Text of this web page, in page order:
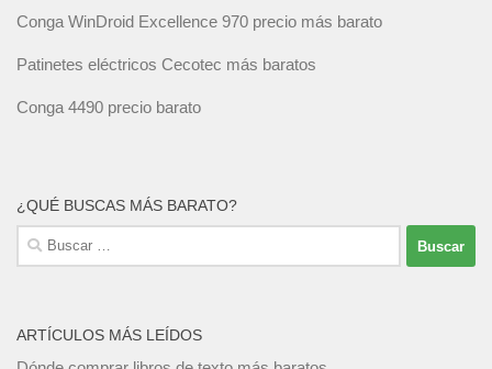
Conga WinDroid Excellence 970 precio más barato
Patinetes eléctricos Cecotec más baratos
Conga 4490 precio barato
¿QUÉ BUSCAS MÁS BARATO?
Buscar:
ARTÍCULOS MÁS LEÍDOS